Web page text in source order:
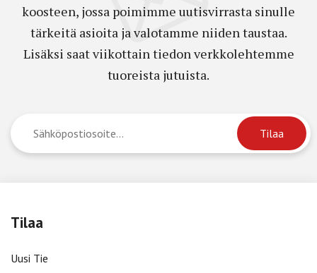
koosteen, jossa poimimme uutisvirrasta sinulle
tärkeitä asioita ja valotamme niiden taustaa.
Lisäksi saat viikottain tiedon verkkolehtemme
tuoreista jutuista.
Tilaa
Uusi Tie